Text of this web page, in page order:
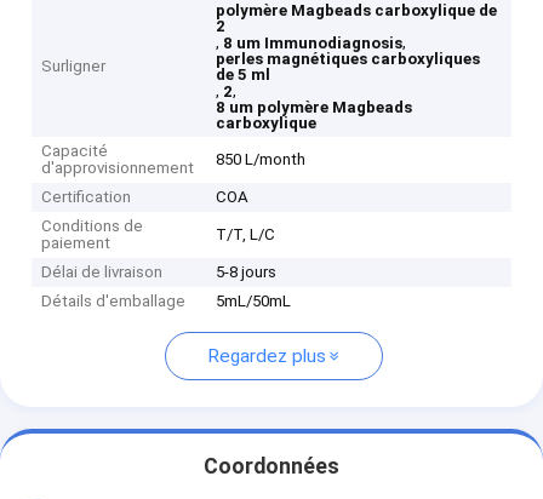
Surligner
polymère Magbeads carboxylique de
2
, 8 um Immunodiagnosis,
perles magnétiques carboxyliques
de 5 ml
, 2,
8 um polymère Magbeads
carboxylique
Capacité
d'approvisionnement
850 L/month
Certification
COA
Conditions de
paiement
T/T, L/C
Délai de livraison
5-8 jours
Détails d'emballage
5mL/50mL
Regardez plus
Coordonnées